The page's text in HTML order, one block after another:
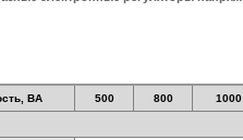
ВА 500 800 1000